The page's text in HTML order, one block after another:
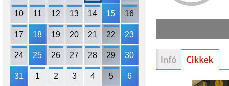
10 11 12 13 14 15 16
17 18 19 20 21 22 23
24 25 26 27 28 29 30
31 1 2 3 4 5 6